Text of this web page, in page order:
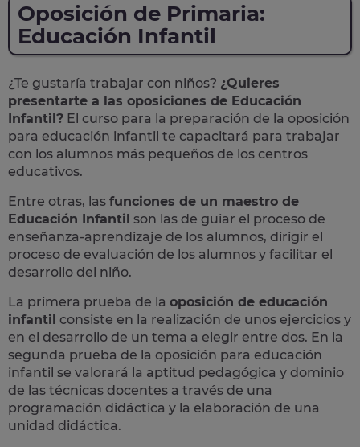
Oposición de Primaria:
Educación Infantil
¿Te gustaría trabajar con niños? ¿Quieres
presentarte a las oposiciones de Educación
Infantil? El curso para la preparación de la oposición
para educación infantil te capacitará para trabajar
con los alumnos más pequeños de los centros
educativos.
Entre otras, las funciones de un maestro de
Educación Infantil son las de guiar el proceso de
enseñanza-aprendizaje de los alumnos, dirigir el
proceso de evaluación de los alumnos y facilitar el
desarrollo del niño.
La primera prueba de la oposición de educación
infantil consiste en la realización de unos ejercicios y
en el desarrollo de un tema a elegir entre dos. En la
segunda prueba de la oposición para educación
infantil se valorará la aptitud pedagógica y dominio
de las técnicas docentes a través de una
programación didáctica y la elaboración de una
unidad didáctica.